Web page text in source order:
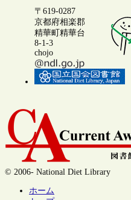
〒619-0287
京都府相楽郡
精華町精華台
8-1-3
chojo
© 2006- National Diet Library
ホーム